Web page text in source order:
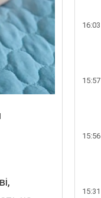
16:03
15:57
15:56
15:31